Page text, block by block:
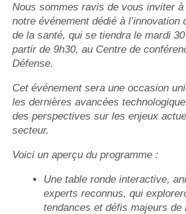
Nous sommes ravis de vous inviter
notre événement dédié à l’innovation
de la santé, qui se tiendra le mardi
partir de 9h30, au Centre de
Défense.
Cet événement sera une occasion
les dernières avancées
des perspectives sur les enjeux
secteur.
Voici un aperçu du programme :
Une table ronde interactive,
experts reconnus, qui
tendances et défis majeurs de